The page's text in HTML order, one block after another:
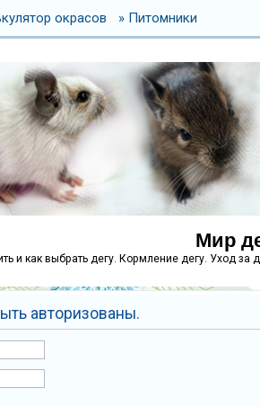
окрасов » Питомники
Мир
и как выбрать дегу. Кормление дегу. Уход
авторизованы.